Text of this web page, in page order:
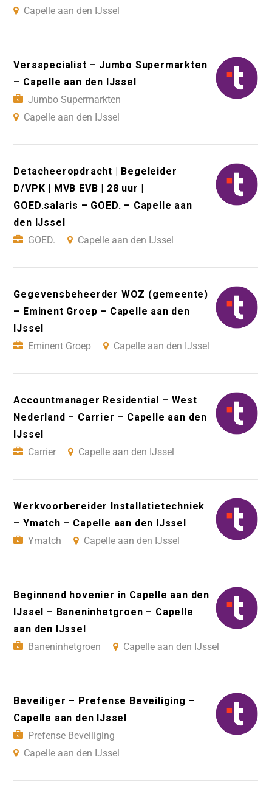
Capelle aan den IJssel
Versspecialist – Jumbo Supermarkten
– Capelle aan den IJssel
Jumbo Supermarkten
Capelle aan den IJssel
Detacheeropdracht | Begeleider
D/VPK | MVB EVB | 28 uur |
GOED.salaris – GOED. – Capelle aan
den IJssel
GOED.
Capelle aan den IJssel
Gegevensbeheerder WOZ (gemeente)
– Eminent Groep – Capelle aan den
IJssel
Eminent Groep
Capelle aan den IJssel
Accountmanager Residential – West
Nederland – Carrier – Capelle aan den
IJssel
Carrier
Capelle aan den IJssel
Werkvoorbereider Installatietechniek
– Ymatch – Capelle aan den IJssel
Ymatch
Capelle aan den IJssel
Beginnend hovenier in Capelle aan den
IJssel – Baneninhetgroen – Capelle
aan den IJssel
Baneninhetgroen
Capelle aan den IJssel
Beveiliger – Prefense Beveiliging –
Capelle aan den IJssel
Prefense Beveiliging
Capelle aan den IJssel